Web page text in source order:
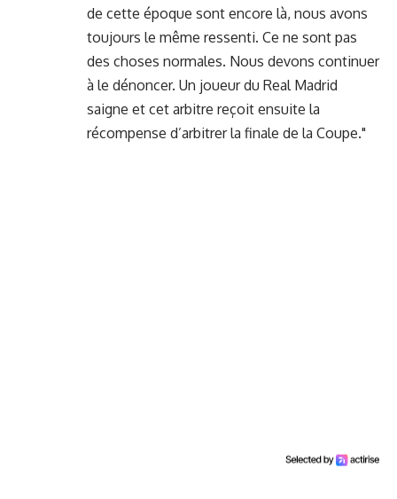
de cette époque sont encore là, nous avons
toujours le même ressenti. Ce ne sont pas
des choses normales. Nous devons continuer
à le dénoncer. Un joueur du Real Madrid
saigne et cet arbitre reçoit ensuite la
récompense d’arbitrer la finale de la Coupe."